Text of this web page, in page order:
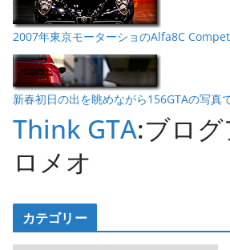
2007年東京モーターショのAlfa8C
新春初日の出を眺めながら156GTAの写真
Think GTA:ブロ
ロメオ
カテゴリー